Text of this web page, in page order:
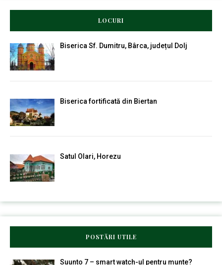
LOCURI
Biserica Sf. Dumitru, Bârca, județul Dolj
Biserica fortificată din Biertan
Satul Olari, Horezu
POSTĂRI UTILE
Suunto 7 – smart watch-ul pentru munte?